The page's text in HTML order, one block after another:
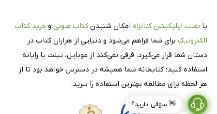
👋 سوالی دارید؟
با نصب اپلیکیشن کتابراه امکان شنیدن کتاب صوتی و خرید کتاب
الکترونیک برای شما فراهم می‌شود و دنیایی از هزاران کتاب در
دستان شما قرار می‌گیرد. فرقی نمی‌کند از موبایل، تبلت یا رایانه
استفاده کنید؛ کتابخانه شما همیشه در دسترس خواهد بود تا از
هر لحظه برای مطالعه بهترین استفاده را ببرید.